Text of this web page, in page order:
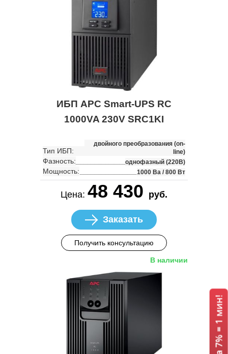
ИБП APC Smart-UPS RC
1000VA 230V SRC1KI
Тип ИБП:
двойного преобразования (on-
line)
Фазность: однофазный (220В)
Мощность: 1000 Ва / 800 Вт
Цена: 48 430 руб.
Заказать
Получить консультацию
В наличии